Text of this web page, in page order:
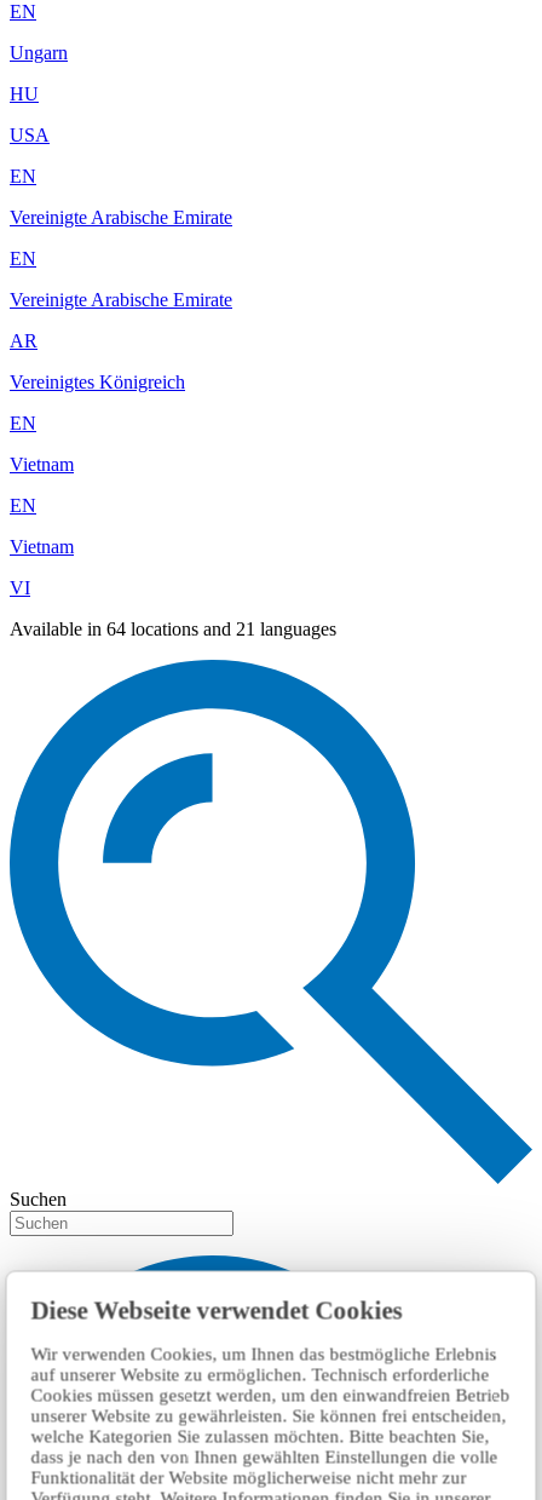
Diese Webseite verwendet Cookies
Wir verwenden Cookies, um Ihnen das bestmögliche Erlebnis
auf unserer Website zu ermöglichen. Technisch erforderliche
Cookies müssen gesetzt werden, um den einwandfreien Betrieb
unserer Website zu gewährleisten. Sie können frei entscheiden,
welche Kategorien Sie zulassen möchten. Bitte beachten Sie,
dass je nach den von Ihnen gewählten Einstellungen die volle
Funktionalität der Website möglicherweise nicht mehr zur
EN
Ungarn
HU
USA
EN
Vereinigte Arabische Emirate
EN
Vereinigte Arabische Emirate
AR
Vereinigtes Königreich
EN
Vietnam
EN
Vietnam
VI
Available in 64 locations and 21 languages
Suchen